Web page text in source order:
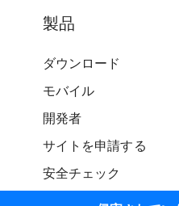
製品
ダウンロード
モバイル
開発者
サイトを申請する
安全チェック